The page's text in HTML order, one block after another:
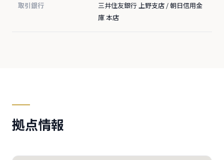
取引銀行
三井住友銀行 上野支店 / 朝日信用金
庫 本店
拠点情報